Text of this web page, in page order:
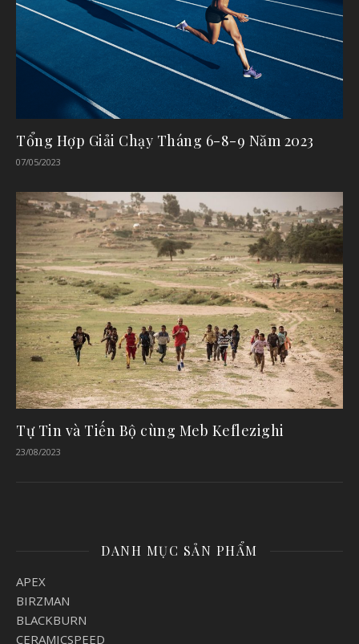
Tổng Hợp Giải Chạy Tháng 6-8-9 Năm 2023
07/05/2023
Tự Tin và Tiến Bộ cùng Meb Keflezighi
23/08/2023
DANH MỤC SẢN PHẨM
APEX
BIRZMAN
BLACKBURN
CERAMICSPEED